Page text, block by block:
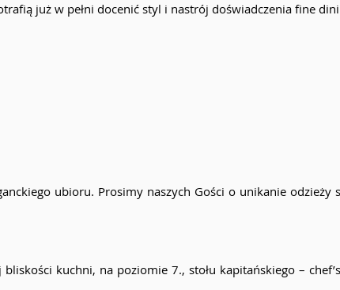
już w pełni docenić styl i nastrój doświadczenia fine
ubioru. Prosimy naszych Gości o unikanie odzieży
kuchni, na poziomie 7., stołu kapitańskiego –